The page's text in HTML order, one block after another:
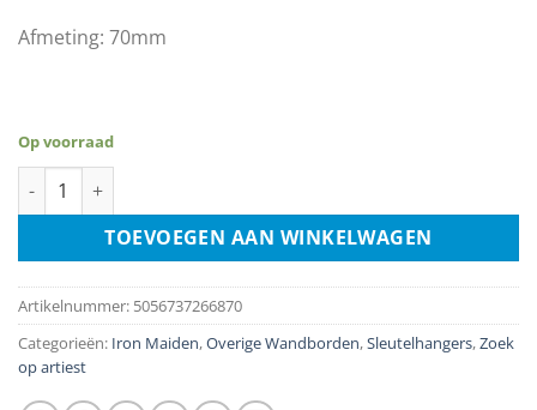
Afmeting: 70mm
Op voorraad
Sleutelhanger - Iron Maiden aantal
TOEVOEGEN AAN WINKELWAGEN
Artikelnummer: 5056737266870
Categorieën: Iron Maiden,Overige Wandborden,Sleutelhangers,Zoek
op artiest